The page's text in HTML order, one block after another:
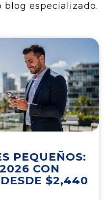
blog especializado.
PEQUEÑOS:
CON
$2,440